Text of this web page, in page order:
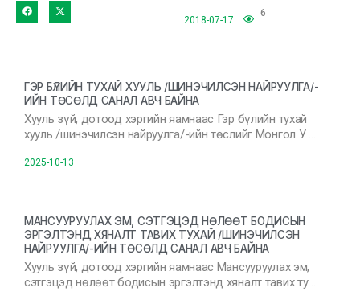
2018-07-17
6
ГЭР БҮЛИЙН ТУХАЙ ХУУЛЬ /ШИНЭЧИЛСЭН НАЙРУУЛГА/-
ИЙН ТӨСӨЛД САНАЛ АВЧ БАЙНА
Хууль зүй, дотоод хэргийн яамнаас Гэр бүлийн тухай
хууль /шинэчилсэн найруулга/-ийн төслийг Монгол У …
2025-10-13
МАНСУУРУУЛАХ ЭМ, СЭТГЭЦЭД НӨЛӨӨТ БОДИСЫН
ЭРГЭЛТЭНД ХЯНАЛТ ТАВИХ ТУХАЙ /ШИНЭЧИЛСЭН
НАЙРУУЛГА/-ИЙН ТӨСӨЛД САНАЛ АВЧ БАЙНА
Хууль зүй, дотоод хэргийн яамнаас Мансууруулах эм,
сэтгэцэд нөлөөт бодисын эргэлтэнд хяналт тавих ту …